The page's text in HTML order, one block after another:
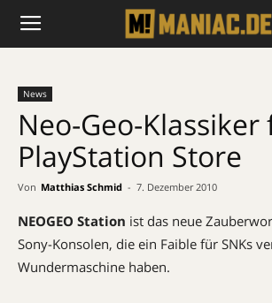
News
Neo-Geo-
PlayStation Store
Von Matthias Schmid - 7. Dezember 2010
NEOGEO Station ist das neue
Sony-Konsolen, die ein Faible für SNKs
Wundermaschine haben.